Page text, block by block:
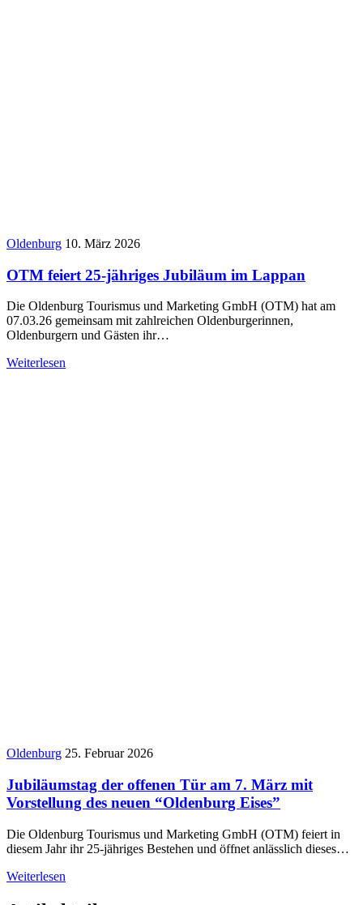
Oldenburg 10. März 2026
OTM feiert 25-jähriges Jubiläum im Lappan
Die Oldenburg Tourismus und Marketing GmbH (OTM) hat am
07.03.26 gemeinsam mit zahlreichen Oldenburgerinnen,
Oldenburgern und Gästen ihr…
Weiterlesen
Oldenburg 25. Februar 2026
Jubiläumstag der offenen Tür am 7. März mit
Vorstellung des neuen “Oldenburg Eises”
Die Oldenburg Tourismus und Marketing GmbH (OTM) feiert in
diesem Jahr ihr 25-jähriges Bestehen und öffnet anlässlich dieses…
Weiterlesen